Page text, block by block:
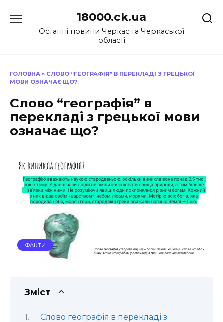
до
18000.ck.ua
Останні новини Черкас та Черкаської
області
ГОЛОВНА » СЛОВО “ГЕОГРАФІЯ” В ПЕРЕКЛАДІ З ГРЕЦЬКОЇ
МОВИ ОЗНАЧАЄ ЩО?
Слово “географія” в
перекладі з грецької мови
означає що?
ФАКТИ
Зміст
Слово географія в перекладі з